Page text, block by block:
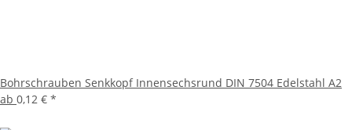
Bohrschrauben Senkkopf Innensechsrund DIN 7504 Edelstahl A2
ab 0,12 € *